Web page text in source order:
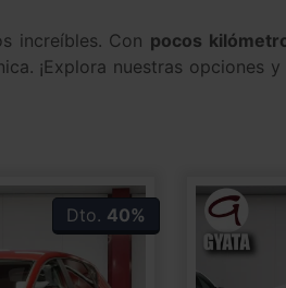
increíbles. Con pocos
¡Explora nuestras opciones
Dto. 40%